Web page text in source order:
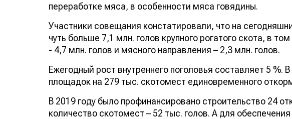
переработке мяса, в особенности мяса говядины.
Участники совещания констатировали, что на
чуть больше 7,1 млн. голов крупного рогатого скота, в
продуктивности - 4,7 млн. голов и мясного направления
Ежегодный рост внутреннего поголовья составляет 5 %.
площадок на 279 тыс. скотомест единовременного
В 2019 году было профинансировано строительство 24
количество скотомест – 52 тыс. голов. А для